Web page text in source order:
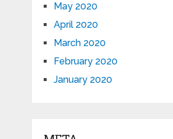
May 2020
April 2020
March 2020
February 2020
January 2020